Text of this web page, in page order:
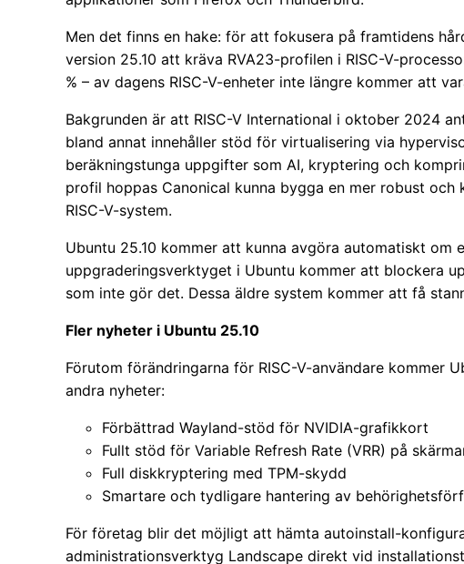
Men det finns en hake: för att fokusera på framtidens
version 25.10 att kräva RVA23-profilen i RISC-V-
% – av dagens RISC-V-enheter inte längre kommer att
Bakgrunden är att RISC-V International i oktober 2024
bland annat innehåller stöd för virtualisering via
beräkningstunga uppgifter som AI, kryptering och
profil hoppas Canonical kunna bygga en mer robust
RISC-V-system.
Ubuntu 25.10 kommer att kunna avgöra automatiskt om
uppgraderingsverktyget i Ubuntu kommer att blockera
som inte gör det. Dessa äldre system kommer att få
Fler nyheter i Ubuntu 25.10
Förutom förändringarna för RISC-V-användare kommer
andra nyheter:
Förbättrad Wayland-stöd för NVIDIA-grafikkort
Fullt stöd för Variable Refresh Rate (VRR) på
Full diskkryptering med TPM-skydd
Smartare och tydligare hantering av
För företag blir det möjligt att hämta autoinstall-
administrationsverktyg Landscape direkt vid